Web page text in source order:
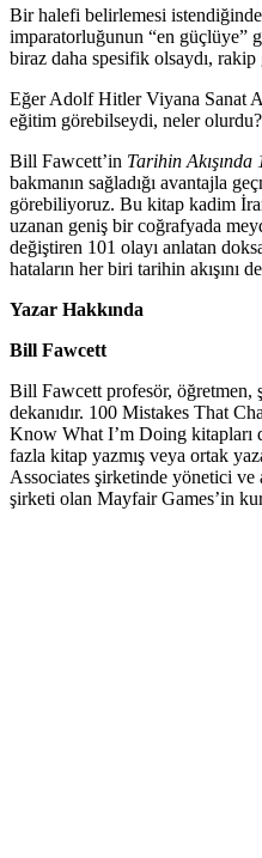
Bir halefi belirlemesi
imparatorluğunun “en
biraz daha spesifik olsaydı,
Eğer Adolf Hitler Viyana Sanat
eğitim görebilseydi, neler olurdu?
Bill Fawcett’in Tarihin Akışında
bakmanın sağladığı avantajla
görebiliyoruz. Bu kitap kadim
uzanan geniş bir coğrafyada
değiştiren 101 olayı anlatan
hataların her biri tarihin akışını
Yazar Hakkında
Bill Fawcett
Bill Fawcett profesör, öğretmen,
dekanıdır. 100 Mistakes That
Know What I’m Doing kitapları
fazla kitap yazmış veya ortak
Associates şirketinde yönetici ve
şirketi olan Mayfair Games’in